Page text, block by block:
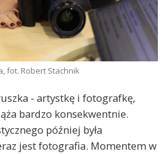
fot. Robert Stachnik
- artystkę i fotografkę,
bardzo konsekwentnie.
później była
jest fotografia. Momentem w